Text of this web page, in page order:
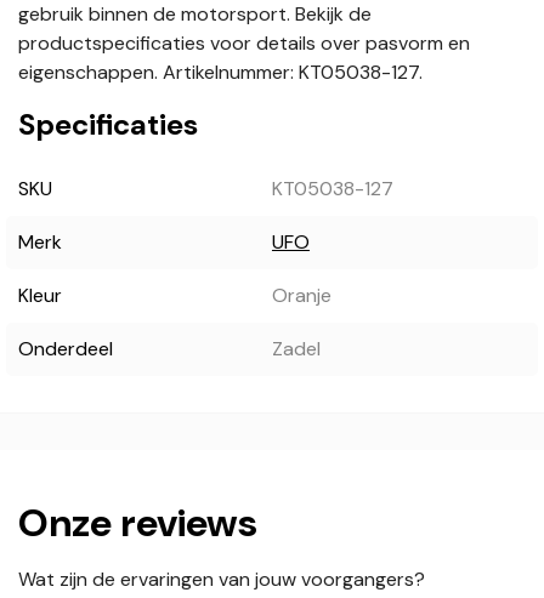
gebruik binnen de motorsport. Bekijk de
productspecificaties voor details over pasvorm en
eigenschappen. Artikelnummer: KT05038-127.
Specificaties
SKU KT05038-127
Merk UFO
Kleur Oranje
Onderdeel Zadel
Onze reviews
Wat zijn de ervaringen van jouw voorgangers?